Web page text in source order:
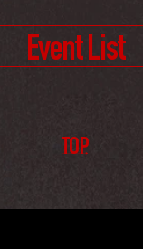
Event List
TOP